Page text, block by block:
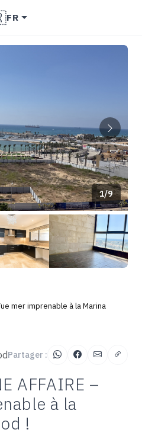
FR
1/9
mer imprenable à la Marina
Partager :
AFFAIRE –
à la
!